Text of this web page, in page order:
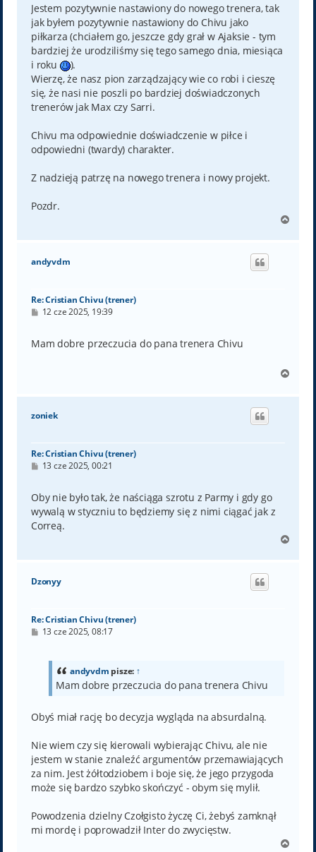
Jestem pozytywnie nastawiony do nowego trenera, tak
jak byłem pozytywnie nastawiony do Chivu jako
piłkarza (chciałem go, jeszcze gdy grał w Ajaksie - tym
bardziej że urodziliśmy się tego samego dnia, miesiąca
i roku
).
Wierzę, że nasz pion zarządzający wie co robi i cieszę
się, że nasi nie poszli po bardziej doświadczonych
trenerów jak Max czy Sarri.
Chivu ma odpowiednie doświadczenie w piłce i
odpowiedni (twardy) charakter.
Z nadzieją patrzę na nowego trenera i nowy projekt.
Pozdr.
g
andyvdm
Re: Cristian Chivu (trener)
P
t
12 cze 2025, 19:39
Mam dobre przeczucia do pana trenera Chivu
g
zoniek
Re: Cristian Chivu (trener)
P
t
13 cze 2025, 00:21
Oby nie było tak, że naściąga szrotu z Parmy i gdy go
wywalą w styczniu to będziemy się z nimi ciągać jak z
Correą.
g
Dzonyy
Re: Cristian Chivu (trener)
P13 cze 2025, 08:17
andyvdm pisze: ↑
Mam dobre przeczucia do pana trenera Chivu
Obyś miał rację bo decyzja wygląda na absurdalną.
Nie wiem czy się kierowali wybierając Chivu, ale nie
jestem w stanie znaleźć argumentów przemawiających
za nim. Jest żółtodziobem i boje się, że jego przygoda
może się bardzo szybko skończyć - obym się mylił.
Powodzenia dzielny Czołgisto życzę Ci, żebyś zamknął
mi mordę i poprowadził Inter do zwycięstw.